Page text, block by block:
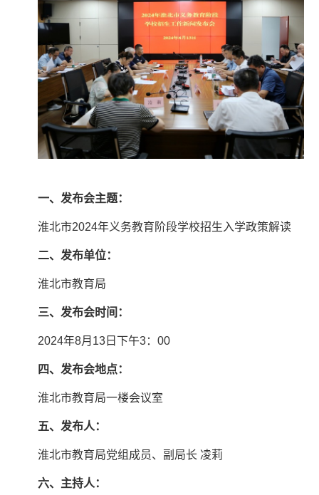
一、发布会主题：
淮北市2024年义务教育阶段学校招生入学政策解读
二、发布单位：
淮北市教育局
三、发布会时间：
2024年8月13日下午3：00
四、发布会地点：
淮北市教育局一楼会议室
五、发布人：
淮北市教育局党组成员、副局长 凌莉
六、主持人：